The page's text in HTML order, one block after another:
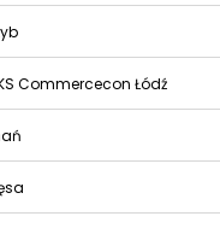
Commercecon Łódź